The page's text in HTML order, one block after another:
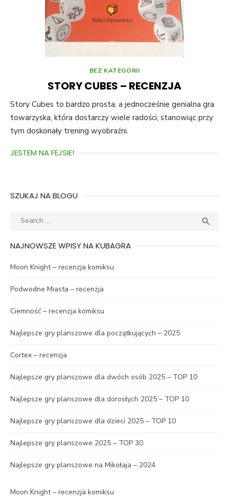
BEZ KATEGORII
STORY CUBES – RECENZJA
Story Cubes to bardzo prosta, a jednocześnie genialna gra
towarzyska, która dostarczy wiele radości, stanowiąc przy
tym doskonały trening wyobraźni.
JESTEM NA FEJSIE!
SZUKAJ NA BLOGU
Search

NAJNOWSZE WPISY NA KUBAGRA
Moon Knight – recenzja komiksu
Podwodne Miasta – recenzja
Ciemność – recenzja komiksu
Najlepsze gry planszowe dla początkujących – 2025
Cortex – recenzja
Najlepsze gry planszowe dla dwóch osób 2025 – TOP 10
Najlepsze gry planszowe dla dorosłych 2025 – TOP 10
Najlepsze gry planszowe dla dzieci 2025 – TOP 10
Najlepsze gry planszowe 2025 – TOP 30
Najlepsze gry planszowe na Mikołaja – 2024
Moon Knight – recenzja komiksu